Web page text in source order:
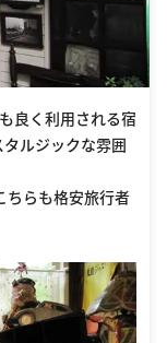
良く利用される宿
タルジックな雰囲
ちらも格安旅行者